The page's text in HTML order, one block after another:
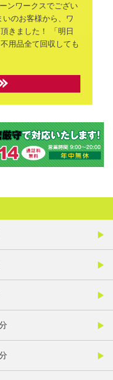
ンワークスでござい
のお客様から、ワ
きました！
「明日
用品全て回収しても